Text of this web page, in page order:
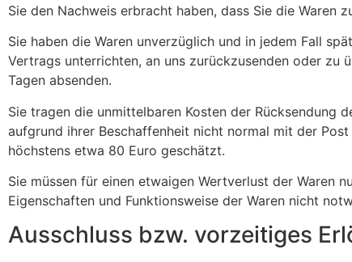
Sie den Nachweis erbracht haben, dass Sie die Waren
Sie haben die Waren unverzüglich und in jedem Fall
Vertrags unterrichten, an uns zurückzusenden oder zu
Tagen absenden.
Sie tragen die unmittelbaren Kosten der Rücksendung
aufgrund ihrer Beschaffenheit nicht normal mit der
höchstens etwa 80 Euro geschätzt.
Sie müssen für einen etwaigen Wertverlust der Waren
Eigenschaften und Funktionsweise der Waren nicht
Ausschluss bzw. vorzeitiges